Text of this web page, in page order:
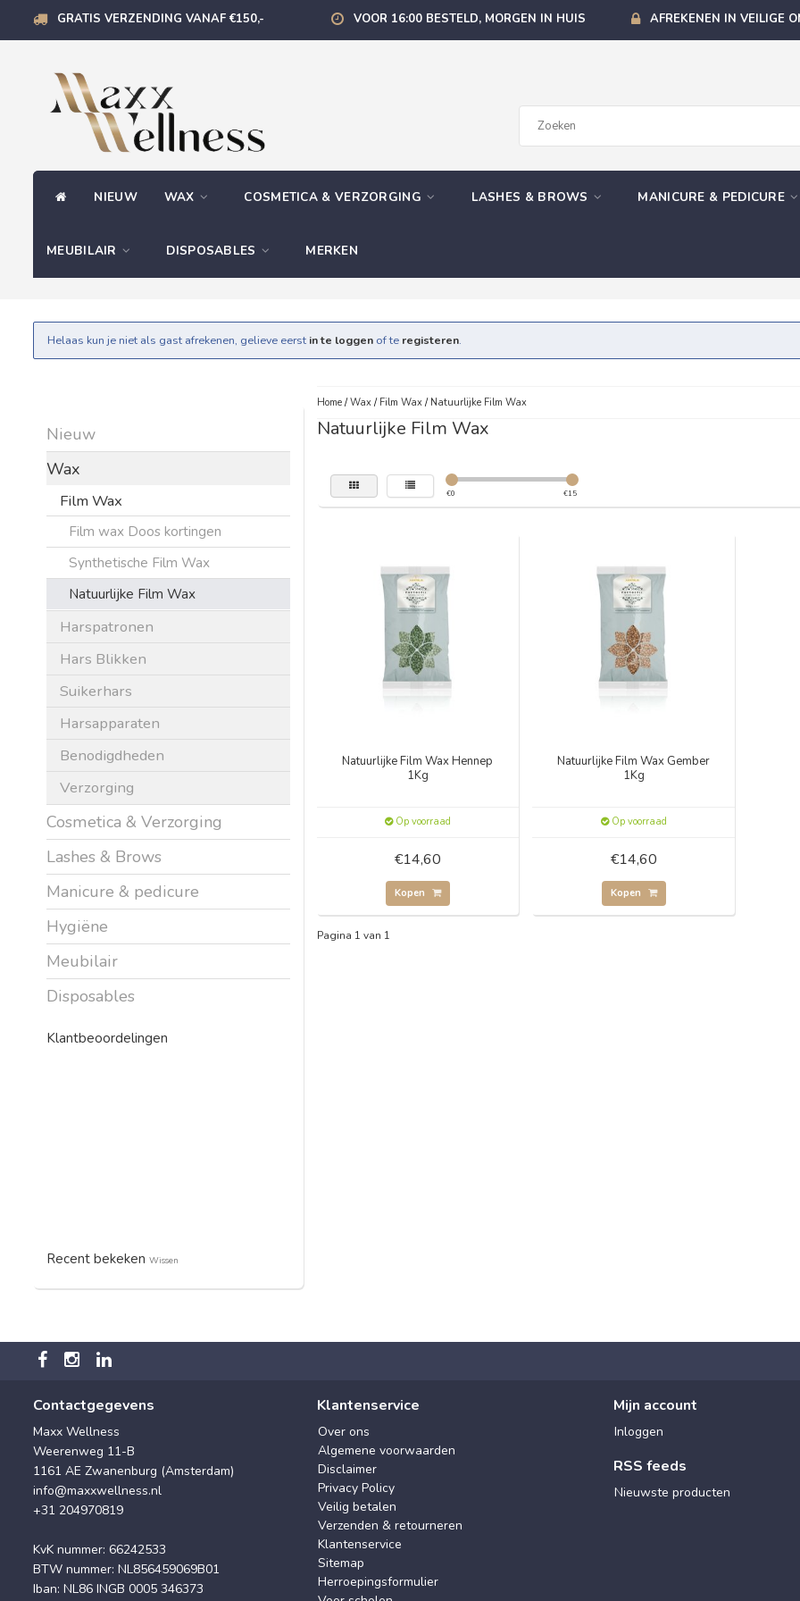
GRATIS VERZENDING VANAF €150,- VOOR 16:00 BESTELD, MORGEN IN HUIS AFREKENEN IN VEILIGE
NIEUW WAX COSMETICA & VERZORGING LASHES & BROWS MANICURE & PEDICURE
MEUBILAIR DISPOSABLES MERKEN
Helaas kun je niet als gast afrekenen, gelieve eerst in te loggen of te registeren.
Nieuw
Wax
Film Wax
Film wax Doos kortingen
Synthetische Film Wax
Natuurlijke Film Wax
Harspatronen
Hars Blikken
Suikerhars
Harsapparaten
Benodigdheden
Verzorging
Cosmetica & Verzorging
Lashes & Brows
Manicure & pedicure
Hygiëne
Meubilair
Disposables
Klantbeoordelingen
Recent bekeken Wissen
Home/Wax/ Film Wax/ Natuurlijke Film Wax
Natuurlijke Film Wax
€0 €15
Natuurlijke Film Wax Hennep
1Kg
Op voorraad
€14,60
Kopen
Natuurlijke Film Wax Gember
1Kg
Op voorraad
€14,60
Kopen
Pagina 1 van 1
Contactgegevens
Maxx Wellness
Weerenweg 11-B
1161 AE Zwanenburg (Amsterdam)
info@maxxwellness.nl
+31 204970819
KvK nummer: 66242533
BTW nummer: NL856459069B01
Iban: NL86 INGB 0005 346373
Klantenservice
Over ons
Algemene voorwaarden
Disclaimer
Privacy Policy
Veilig betalen
Verzenden & retourneren
Klantenservice
Sitemap
Herroepingsformulier
Mijn account
Inloggen
RSS feeds
Nieuwste producten